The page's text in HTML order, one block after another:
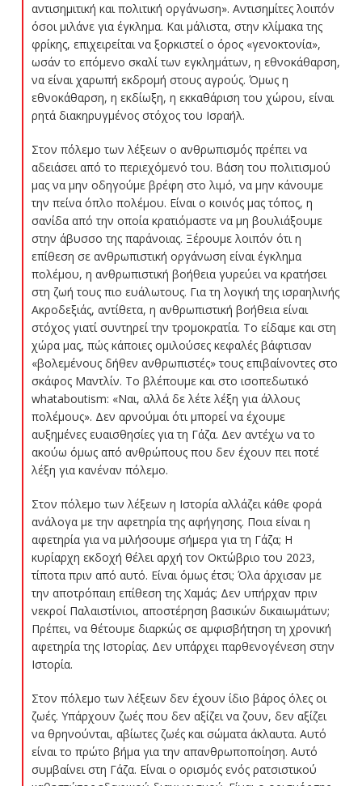
αντισημιτική και πολιτική οργάνωση». Αντισημίτες λοιπόν
όσοι μιλάνε για έγκλημα. Και μάλιστα, στην κλίμακα της
φρίκης, επιχειρείται να ξορκιστεί ο όρος «γενοκτονία»,
ωσάν το επόμενο σκαλί των εγκλημάτων, η εθνοκάθαρση,
να είναι χαρωπή εκδρομή στους αγρούς. Όμως η
εθνοκάθαρση, η εκδίωξη, η εκκαθάριση του χώρου, είναι
ρητά διακηρυγμένος στόχος του Ισραήλ.
Στον πόλεμο των λέξεων ο ανθρωπισμός πρέπει να
αδειάσει από το περιεχόμενό του. Βάση του πολιτισμού
μας να μην οδηγούμε βρέφη στο λιμό, να μην κάνουμε
την πείνα όπλο πολέμου. Είναι ο κοινός μας τόπος, η
σανίδα από την οποία κρατιόμαστε να μη βουλιάξουμε
στην άβυσσο της παράνοιας. Ξέρουμε λοιπόν ότι η
επίθεση σε ανθρωπιστική οργάνωση είναι έγκλημα
πολέμου, η ανθρωπιστική βοήθεια γυρεύει να κρατήσει
στη ζωή τους πιο ευάλωτους. Για τη λογική της ισραηλινής
Ακροδεξιάς, αντίθετα, η ανθρωπιστική βοήθεια είναι
στόχος γιατί συντηρεί την τρομοκρατία. Το είδαμε και στη
χώρα μας, πώς κάποιες ομιλούσες κεφαλές βάφτισαν
«βολεμένους δήθεν ανθρωπιστές» τους επιβαίνοντες στο
σκάφος Μαντλίν. Το βλέπουμε και στο ισοπεδωτικό
whataboutism: «Ναι, αλλά δε λέτε λέξη για άλλους
πολέμους». Δεν αρνούμαι ότι μπορεί να έχουμε
αυξημένες ευαισθησίες για τη Γάζα. Δεν αντέχω να το
ακούω όμως από ανθρώπους που δεν έχουν πει ποτέ
λέξη για κανέναν πόλεμο.
Στον πόλεμο των λέξεων η Ιστορία αλλάζει κάθε φορά
ανάλογα με την αφετηρία της αφήγησης. Ποια είναι η
αφετηρία για να μιλήσουμε σήμερα για τη Γάζα; Η
κυρίαρχη εκδοχή θέλει αρχή τον Οκτώβριο του 2023,
τίποτα πριν από αυτό. Είναι όμως έτσι; Όλα άρχισαν με
την αποτρόπαιη επίθεση της Χαμάς; Δεν υπήρχαν πριν
νεκροί Παλαιστίνιοι, αποστέρηση βασικών δικαιωμάτων;
Πρέπει, να θέτουμε διαρκώς σε αμφισβήτηση τη χρονική
αφετηρία της Ιστορίας. Δεν υπάρχει παρθενογένεση στην
Ιστορία.
Στον πόλεμο των λέξεων δεν έχουν ίδιο βάρος όλες οι
ζωές. Υπάρχουν ζωές που δεν αξίζει να ζουν, δεν αξίζει
να θρηνούνται, αβίωτες ζωές και σώματα άκλαυτα. Αυτό
είναι το πρώτο βήμα για την απανθρωποποίηση. Αυτό
συμβαίνει στη Γάζα. Είναι ο ορισμός ενός ρατσιστικού